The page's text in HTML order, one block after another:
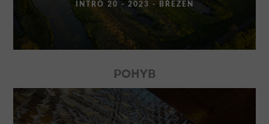
INTRO 20 - 2023 - BŘEZEN
POHYB